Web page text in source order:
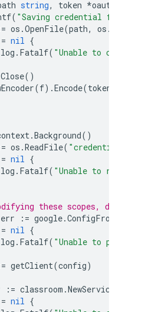
string, token *oauth2
( "Saving credential file
os .OpenFile(path, os .
nil {
log . Fatalf( "Unable to cache
Close()
(f).Encode(token
.Background()
os .ReadFile(
nil {
log . Fatalf( "Unable to read
these scopes, delete
err := google.ConfigFromJSON
nil {
log . Fatalf( "Unable to
getClient(config)
:= classroom .NewService
nil {